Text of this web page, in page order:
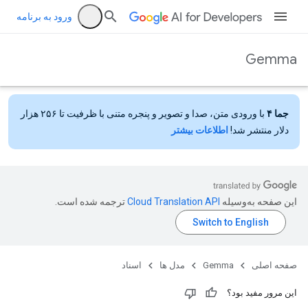
ورود به برنامه
Gemma
جما ۴
با ورودی متن، صدا و تصویر و پنجره متنی با ظرفیت تا ۲۵۶ هزار
دلار منتشر شد! اطلاعات بیشتر
این صفحه به‌وسیله ترجمه شده است.
صفحه اصلی Gemma مدل ها اسناد
این مرور مفید بود؟